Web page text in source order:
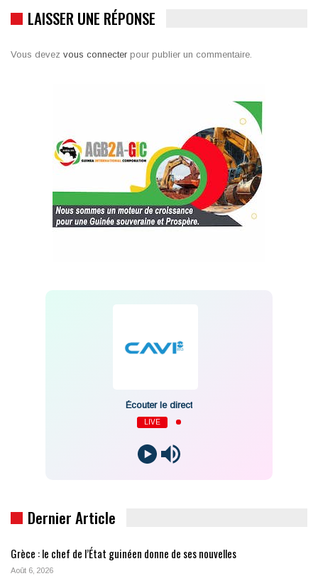
LAISSER UNE RÉPONSE
Vous devez vous connecter pour publier un commentaire.
Écouter le direct
LIVE
Dernier Article
Grèce : le chef de l’État guinéen donne de ses nouvelles
Août 6, 2026